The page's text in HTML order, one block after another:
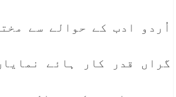
اُردو ادب کے حوالے سے
گراں قدر کار ہائے